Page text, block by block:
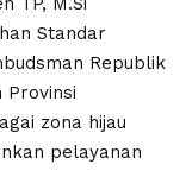
Standar
Republik
Provinsi
zona hijau
pelayanan